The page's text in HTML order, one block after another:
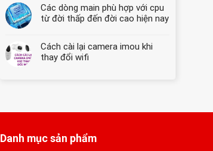
Cài
Đặt
★
Boot
là
Giải
Các dòng main phù hợp với cpu
từ đời thấp đến đời cao hiện nay
Cách cài lại camera imou khi
thay đổi wifi
Danh mục sản phẩm